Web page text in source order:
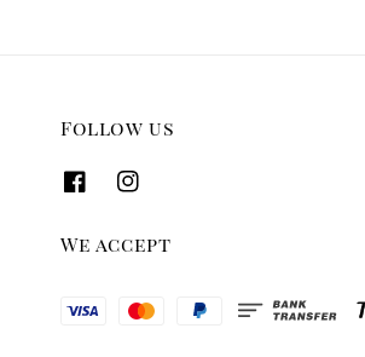
Follow us
We accept